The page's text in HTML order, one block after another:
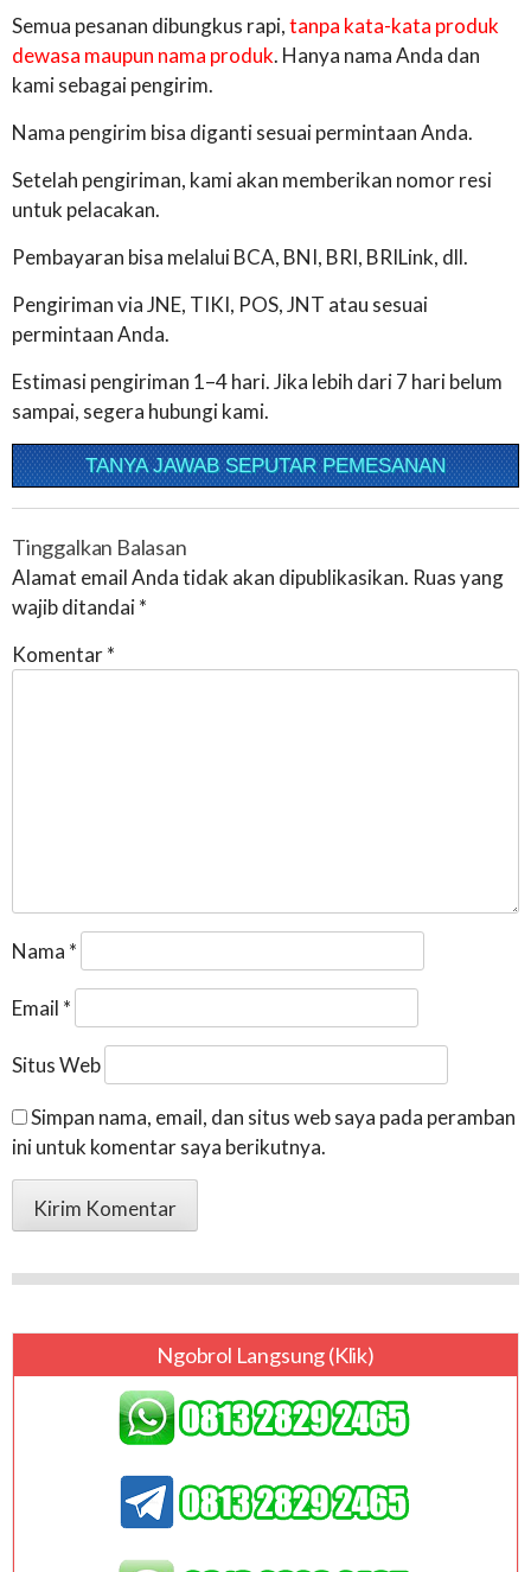
Semua pesanan dibungkus rapi,tanpa kata-kata produk
dewasa maupun nama produk. Hanya nama Anda dan
kami sebagai pengirim.
Nama pengirim bisa diganti sesuai permintaan Anda.
Setelah pengiriman, kami akan memberikan nomor resi
untuk pelacakan.
Pembayaran bisa melalui BCA, BNI, BRI, BRILink, dll.
Pengiriman via JNE, TIKI, POS, JNT atau sesuai
permintaan Anda.
Estimasi pengiriman 1–4 hari. Jika lebih dari 7 hari belum
sampai, segera hubungi kami.
TANYA JAWAB SEPUTAR PEMESANAN
Tinggalkan Balasan
Alamat email Anda tidak akan dipublikasikan. Ruas yang
wajib ditandai*
Komentar*
Nama *
Email *
Situs Web
Simpan nama, email, dan situs web saya pada peramban
ini untuk komentar saya berikutnya.
Ngobrol Langsung (klik)